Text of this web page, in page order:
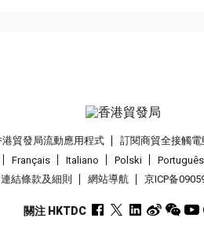
港貿發局流動應用程式 訂閱商貿全接觸
Français Italiano Polski Português
結條款及細則 網站導航 京ICP备
關注 HKTDC